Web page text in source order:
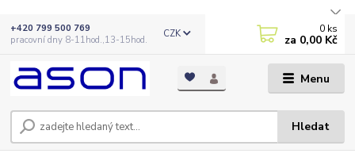
Menu
CZK
Hledat
+420 799 500 769
pracovní dny 8-11hod.,13-15hod.
0 ks
za 0,00 Kč